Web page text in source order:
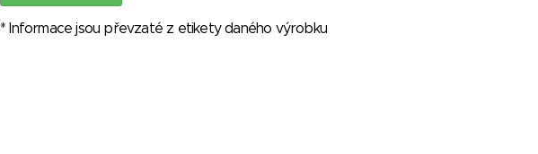
* Informace jsou převzaté z etikety daného výrobku